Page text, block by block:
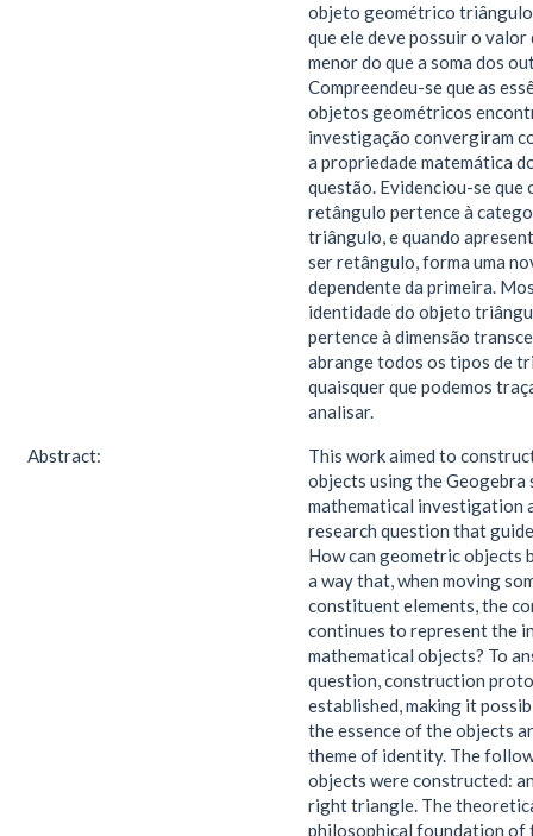
objeto geométrico
que ele deve possuir o valor
menor do que a soma dos
Compreendeu-se que as
objetos geométricos
investigação convergiram
a propriedade matemática
questão. Evidenciou-se que
retângulo pertence à
triângulo, e quando
ser retângulo, forma uma
dependente da primeira.
identidade do objeto
pertence à dimensão
abrange todos os tipos de
quaisquer que podemos
analisar.
Abstract:
This work aimed to
objects using the
mathematical investigation
research question that
How can geometric objects
a way that, when moving
constituent elements, the
continues to represent the
mathematical objects? To
question, construction
established, making it
the essence of the objects
theme of identity. The
objects were constructed:
right triangle. The
philosophical foundation of